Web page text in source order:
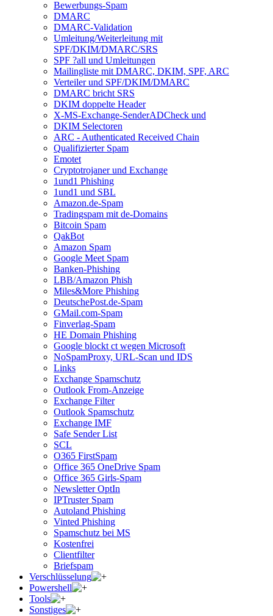
Bewerbungs-Spam
DMARC
DMARC-Validation
Umleitung/Weiterleitung mit
SPF/DKIM/DMARC/SRS
SPF ?all und Umleitungen
Mailingliste mit DMARC, DKIM, SPF, ARC
Verteiler und SPF/DKIM/DMARC
DMARC bricht SRS
DKIM doppelte Header
X-MS-Exchange-SenderADCheck und
DKIM Selectoren
ARC - Authenticated Received Chain
Qualifizierter Spam
Emotet
Cryptotrojaner und Exchange
1und1 Phishing
1und1 und SBL
Amazon.de-Spam
Tradingspam mit de-Domains
Bitcoin Spam
QakBot
Amazon Spam
Google Meet Spam
Banken-Phishing
LBB/Amazon Phish
Miles&More Phishing
DeutschePost.de-Spam
GMail.com-Spam
Finverlag-Spam
HE Domain Phishing
Google blockt ct wegen Microsoft
NoSpamProxy, URL-Scan und IDS
Links
Exchange Spamschutz
Outlook From-Anzeige
Exchange Filter
Outlook Spamschutz
Exchange IMF
Safe Sender List
SCL
O365 FirstSpam
Office 365 OneDrive Spam
Office 365 Girls-Spam
Newsletter OptIn
IPTruster Spam
Autoland Phishing
Vinted Phishing
Spamschutz bei MS
Kostenfrei
Clientfilter
Briefspam
Verschlüsselung
Powershell
Tools
Sonstiges